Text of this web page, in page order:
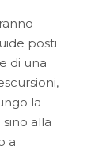
posti
di una
la
alla
a